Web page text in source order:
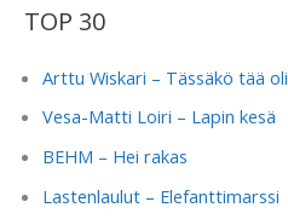
TOP 30
Arttu Wiskari – Tässäkö tää oli
Vesa-Matti Loiri – Lapin kesä
BEHM – Hei rakas
Lastenlaulut – Elefanttimarssi